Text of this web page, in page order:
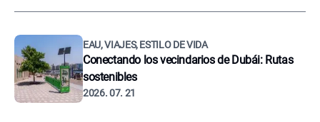
EAU, VIAJES, ESTILO DE VIDA
Conectando los vecindarios de Dubái: Rutas
sostenibles
2026. 07. 21